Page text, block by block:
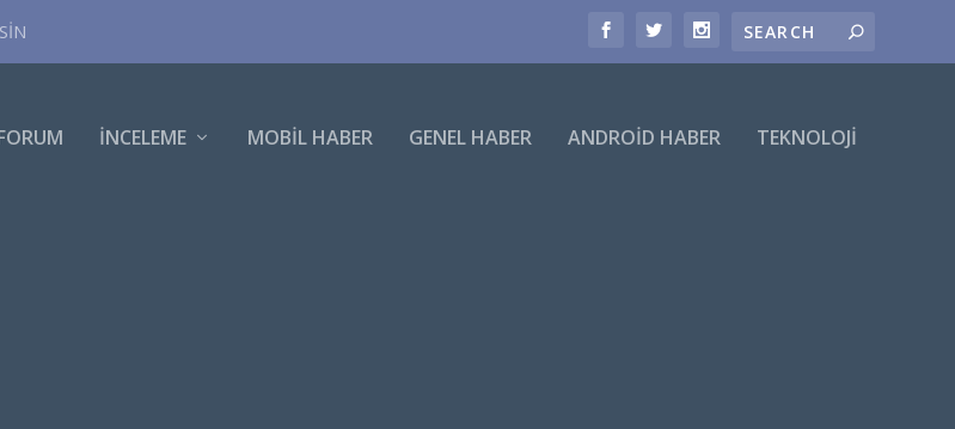
İNCELEME MOBIL HABER GENEL HABER ANDROID HABER TEKNOLOJI